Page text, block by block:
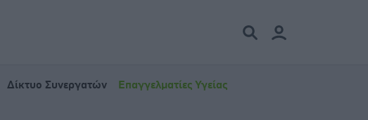
Δίκτυο Συνεργατών Επαγγελματίες Υγείας